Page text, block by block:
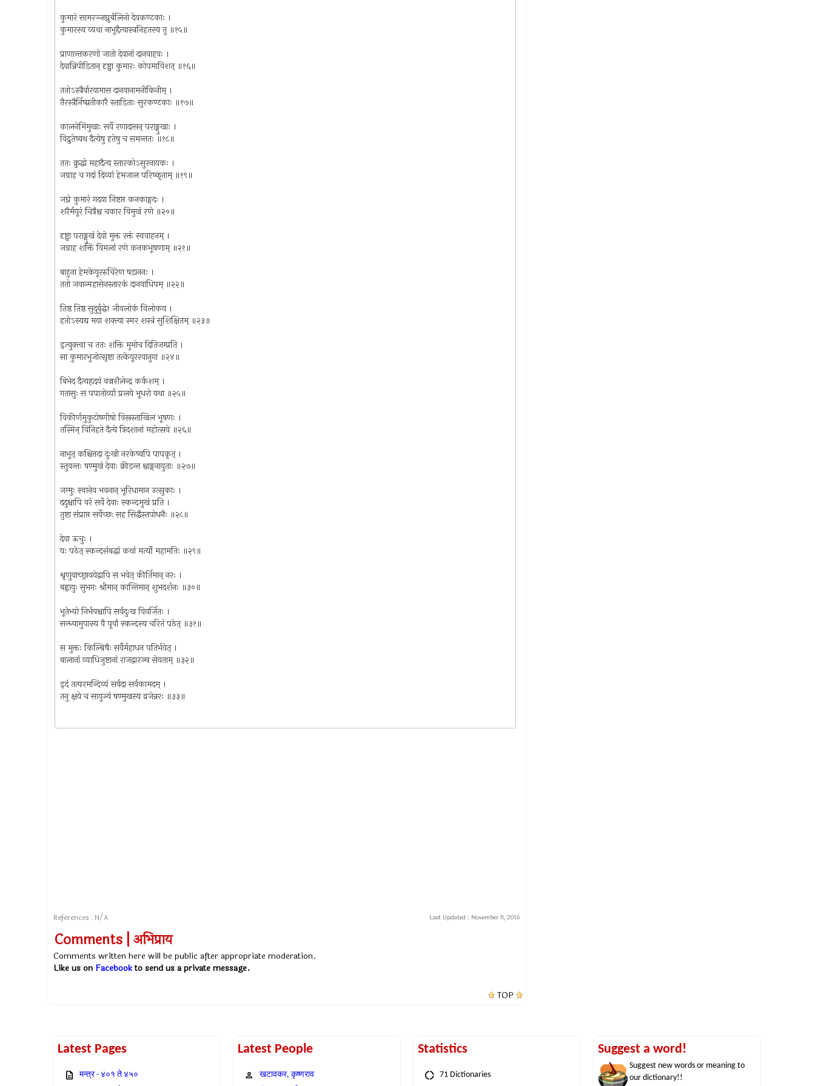
कुमारं सामरञ्जघ्नुर्बलिनो देवकण्टकाः ।
कुमारस्य व्यथा नाभूद्दैत्यास्त्रनिहतस्य तु ॥१५॥
प्राणान्तकरणो जातो देवानां दानवाहवः ।
देवान्निपीडितान् दृष्ट्वा कुमारः कोपमाविशत् ॥१६॥
ततोऽस्त्रैर्वारयामास दानवानामनीकिनीम् ।
तैरस्त्रैर्निष्प्रतीकारै स्ताडिताः सुरकण्टकाः ॥१७॥
कालनेमिमुखाः सर्वे रणादासन् पराङ्मुखाः ।
विद्रुतेष्वथ दैत्येषु हतेषु च समन्ततः ॥१८॥
ततः क्रुद्धो महादैत्य स्तारकोऽसुरनायकः ।
जग्राह च गदां दिव्यां हेमजाल परिष्कृताम् ॥१९॥
जघ्ने कुमारं गदया निष्टप्त कनकाङ्गदः ।
शरैर्मयूरं चित्रैश्च चकार विमुखं रणे ॥२०॥
दृष्ट्वा पराङ्मुखं देवो मुक्त रक्तं स्ववाहनम् ।
जग्राह शक्तिं विमलां रणे कनकभूषणाम् ॥२१॥
बाहुना हेमकेयूररुचिरेण षडाननः ।
ततो जवान्महासेनस्तारकं दानवाधिपम् ॥२२॥
तिष्ठ तिष्ठ सुदुर्बुद्धे! जीवलोकं विलोकय ।
हतोऽस्यद्य मया शक्त्या स्मर शस्त्रं सुशिक्षितम् ॥२३॥
इत्युक्त्वा च ततः शक्ति मुमोच दितिजम्प्रति ।
सा कुमारभुजोत्सृष्टा तत्केयूररवानुगा ॥२४॥
बिभेद दैत्यहृदयं वज्रशैलेन्द्र कर्कशम् ।
गतासुः स पपातोर्व्या प्रलये भूधरो यथा ॥२५॥
विकीर्णमुकुटोष्णीषो विस्रस्ताखिल भूषणः ।
तस्मिन् विनिहते दैत्ये त्रिदशानां महोत्सवे ॥२६॥
नाभूत् कश्चित्तदा दुःखी नरकेष्वपि पापकृत् ।
स्तुवन्तः षण्मुखं देवाः क्रीडन्त श्चाङ्गनायुताः ॥२७॥
जग्मुः स्वानेव भवनान् भूरिधामान उत्सुकाः ।
ददुश्चापि वरं सर्वे देवाः स्कन्दमुखं प्रति ।
तुष्टा संप्राप्त सर्वेच्छः सह सिद्धैस्तपोधनैः ॥२८॥
देवा ऊचुः ।
यः पठेत् स्कन्दसंबद्धां कथां मर्त्यो महामतिः ॥२९॥
श्रृणुयाच्छ्रावयेद्वापि स भवेत् कीर्तिमान् नरः ।
बह्वायुः सुभगः श्रीमान् कान्तिमान् शुभदर्शनः ॥३०॥
भूतेभ्यो निर्भयश्चापि सर्वदुःख विवर्जितः ।
सन्ध्यामुपास्य वै पूर्वां स्कन्दस्य चरितं पठेत् ॥३१॥
स मुक्तः किल्बिषैः सर्वैर्महाधन पतिर्भवेत् ।
बालानां व्याधिजुष्टानां राजद्वारञ्च सेवताम् ॥३२॥
इदं तत्परमन्दिव्यं सर्वदा सर्वकामदम् ।
तनु क्षये च सायुज्यं षण्मुखस्य व्रजेन्नरः ॥३३॥
References : N/A Last Updated : November 11, 2016
Comments | अभिप्राय
Comments written here will be public after appropriate moderation.
Like us on Facebookto send us a private message.
TOP
Latest Pages
मन्त्र - ४०१ ते ४५०
Latest People
खटावकर, कृष्णराव
Statistics
71 Dictionaries
Suggest a word!
Suggest new words or meaning to
our dictionary!!